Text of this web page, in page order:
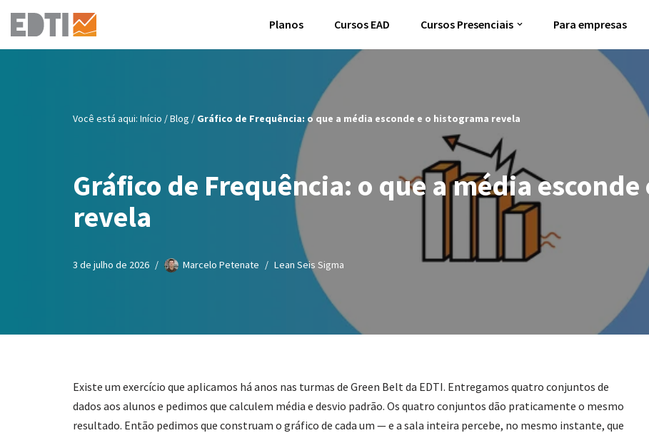
Pular
Planos Cursos EAD Cursos Presenciais Para empresas
Você está aqui: Início /Blog / Gráfico de Frequência: o que a média esconde e o histograma revela
Gráfico de Frequência: o que a média
revela
3 de julho de 2026 Marcelo Petenate Lean Seis Sigma
Existe um exercício que aplicamos há anos nas turmas de Green Belt da EDTI. Entregamos quatro conjuntos de
dados aos alunos e pedimos que calculem média e desvio padrão. Os quatro conjuntos dão praticamente o mesmo
resultado. Então pedimos que construam o gráfico de cada um — e a sala inteira percebe, no mesmo instante, que